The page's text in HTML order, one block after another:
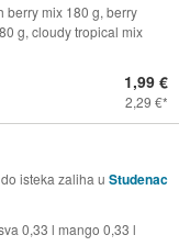
berry mix 180 g, berry
g, cloudy tropical mix
1,99 €
2,29 €
isteka zaliha u Studenac
0,33 l mango 0,33 l